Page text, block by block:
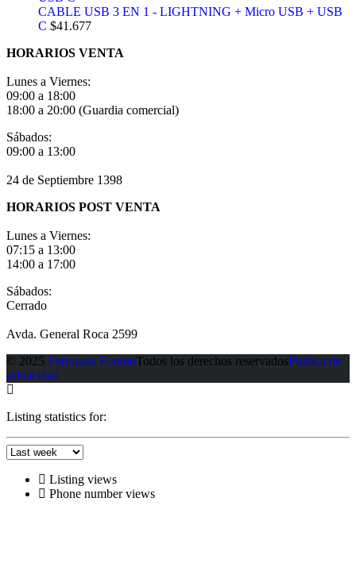
CABLE USB 3 EN 1 - LIGHTNING + Micro USB + USB
C $41.677
HORARIOS VENTA
Lunes a Viernes:
09:00 a 18:00
18:00 a 20:00 (Guardia comercial)
Sábados:
09:00 a 13:00
24 de Septiembre 1398
HORARIOS POST VENTA
Lunes a Viernes:
07:15 a 13:00
14:00 a 17:00
Sábados:
Cerrado
Avda. General Roca 2599
© 2025 Fortunato FortinoTodos los derechos reservadosPolítica de
privacidad
Listing statistics for:
Listing views
Phone number views